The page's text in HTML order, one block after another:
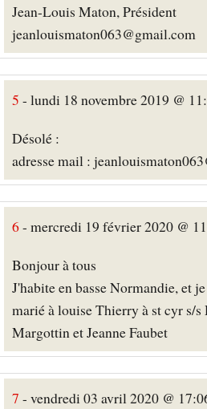
Jean-Louis Maton, Président
jeanlouismaton063@gmail.com
5 - lundi 18 novembre 2019 @
Désolé :
adresse mail :
6- mercredi 19 février 2020 @
Bonjour à tous
J'habite en basse Normandie, et
marié à louise Thierry à st cyr s/
Margottin et Jeanne Faubet
7 - vendredi 03 avril 2020 @